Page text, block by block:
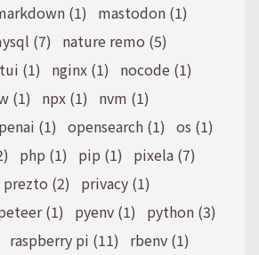
(1)
mastodon (1)
(7)
nature remo (5)
(1) nginx (1)
nocode (1)
(1) npx (1)
nvm (1)
(1) opensearch (1) os (1)
php (1) pip (1)
pixela (7)
prezto (2)
privacy (1)
(1) pyenv (1)
python (3)
raspberry pi (11)
rbenv (1)